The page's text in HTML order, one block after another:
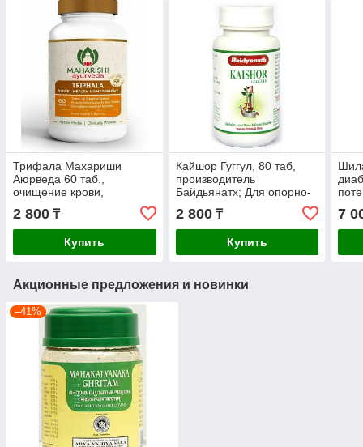
Трифала Махариши
Аюрведа 60 таб.,
очищение крови,
кишечника, запор, понос,
сахарный диабет, желтуха
2 800 ₸
Купить
Кайшор Гуггул, 80 таб,
производитель
Байдьянатх; Для опорно-
двигательной системы. От
боли в суставах
2 800₸
Купить
7
Акционные предложения и новинки
–41%